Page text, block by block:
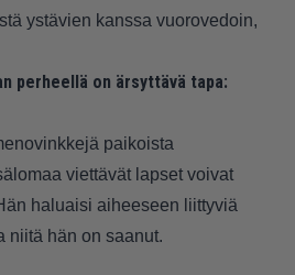
ystävien kanssa vuorovedoin,
perheellä on ärsyttävä tapa:
paikoista
viettävät lapset voivat
haluaisi aiheeseen liittyviä
niitä hän on saanut.